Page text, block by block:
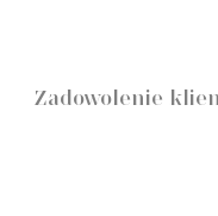
Zadowolenie